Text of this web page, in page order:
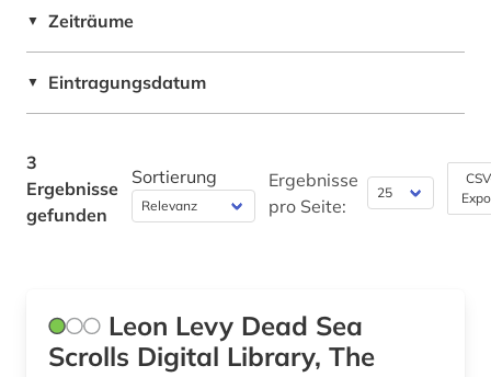
Soziologie (0)
Technik (0)
Theologie und Religionswissenschaften (3)
Wirtschaftswissenschaften (0)
Wissenschaftskunde, Forschung, Hochschul-,
▼ Zeiträume
▼ Eintragungsdatum
3
Ergebnisse
gefunden
Sortierung
Ergebnisse
pro Seite:
Leon Levy Dead Sea
Scrolls Digital Library, The